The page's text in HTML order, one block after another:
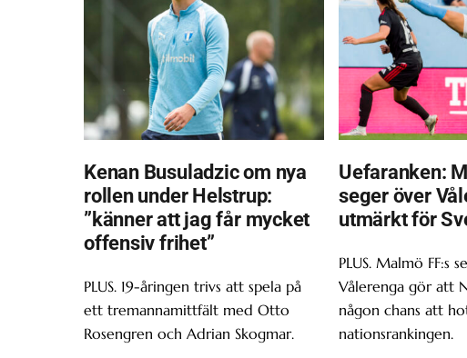
Kenan Busuladzic om nya
rollen under Helstrup:
”känner att jag får mycket
offensiv frihet”
PLUS. 19-åringen trivs att spela på
ett tremannamittfält med Otto
Rosengren och Adrian Skogmar.
Uefaranken:
seger över
utmärkt för
PLUS. Malmö FF:s
Vålerenga gör att
någon chans att
nationsrankingen.